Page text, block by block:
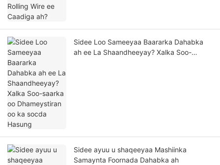
Sidee Loo Sameeyaa Baararka Dahabka
ah ee La Shaandheeyay? Xalka Soo-
Sidee ayuu u shaqeeyaa Mashiinka
Samaynta Foornada Dahabka ah